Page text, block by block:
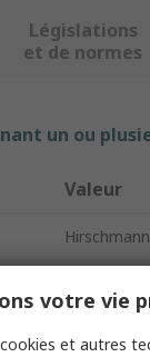
Législations
et de normes
un ou
Valeur
votre vie
et autres